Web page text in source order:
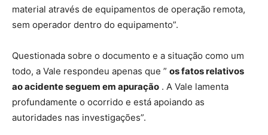
material através de equipamentos de operação remota,
sem operador dentro do equipamento”.
Questionada sobre o documento e a situação como um
todo, a Vale respondeu apenas que ” os fatos relativos
ao acidente seguem em apuração . A Vale lamenta
profundamente o ocorrido e está apoiando as
autoridades nas investigações”.